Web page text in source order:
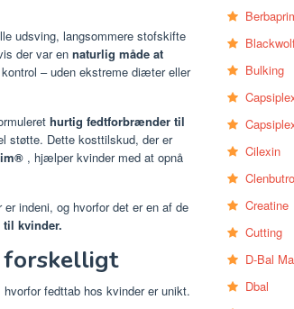
udsving, langsommere stofskifte
der var en naturlig måde at
– uden ekstreme diæter eller
hurtig fedtforbrænder til
støtte. Dette kosttilskud, der er
, hjælper kvinder med at opnå
indeni, og hvorfor det er en af ​​de
kvinder.
fedttab hos kvinder er unikt.
Bulking
Cilexin
Creatine
Cutting
D-Bal
Dbal